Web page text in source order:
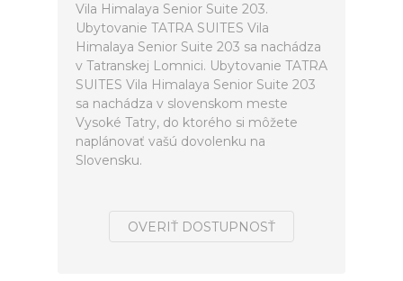
Vila Himalaya Senior Suite 203.
Ubytovanie TATRA SUITES Vila
Himalaya Senior Suite 203 sa nachádza
v Tatranskej Lomnici. Ubytovanie TATRA
SUITES Vila Himalaya Senior Suite 203
sa nachádza v slovenskom meste
Vysoké Tatry, do ktorého si môžete
naplánovať vašú dovolenku na
Slovensku.
OVERIŤ DOSTUPNOSŤ